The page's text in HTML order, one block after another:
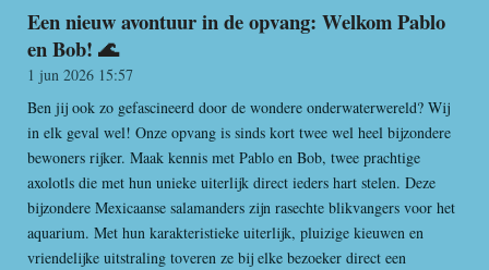
Een nieuw avontuur in de opvang: Welkom Pablo
en Bob! 🌊
1 jun 2026 15:57
Ben jij ook zo gefascineerd door de wondere onderwaterwereld? Wij
in elk geval wel! Onze opvang is sinds kort twee wel heel bijzondere
bewoners rijker. Maak kennis met Pablo en Bob, twee prachtige
axolotls die met hun unieke uiterlijk direct ieders hart stelen. Deze
bijzondere Mexicaanse salamanders zijn rasechte blikvangers voor het
aquarium. Met hun karakteristieke uiterlijk, pluizige kieuwen en
vriendelijke uitstraling toveren ze bij elke bezoeker direct een